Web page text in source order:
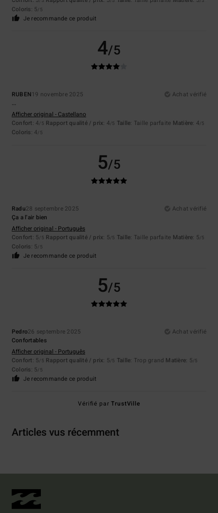
Coloris: 5/5
Je recommande ce produit
4/5
RUBEN19 novembre 2025
Achat vérifié
...
Afficher original - Castellano
Confort: 4/5 Rapport qualité / prix: 4/5 Taille: Taille parfaite Matière: 4/5
Coloris: 4/5
5/5
Radu28 septembre 2025
Achat vérifié
Ça a l'air bien
Afficher original - Português
Confort: 5/5 Rapport qualité / prix: 5/5 Taille: Taille parfaite Matière: 5/5
Coloris: 5/5
Je recommande ce produit
5/5
Pedro26 septembre 2025
Achat vérifié
Confortables
Afficher original - Português
Confort: 5/5 Rapport qualité / prix: 5/5 Taille: Trop grand Matière: 5/5
Coloris: 5/5
Je recommande ce produit
Vérifié parTrustVille
Articles vus récemment